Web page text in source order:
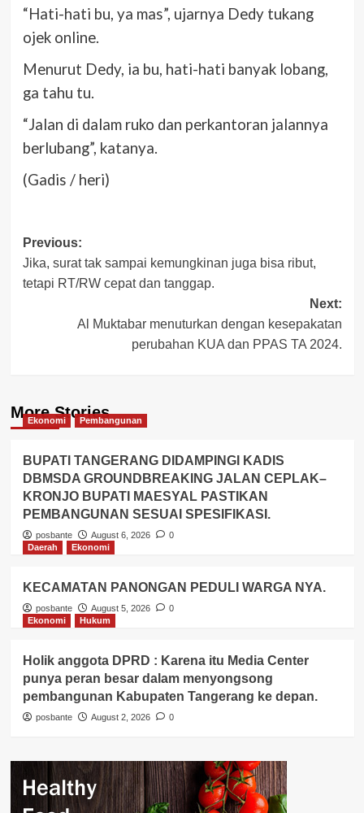
“Hati-hati bu, ya mas”, ujarnya Dedy tukang
ojek online.
Menurut Dedy, ia bu, hati-hati banyak lobang,
ga tahu tu.
“Jalan di dalam ruko dan perkantoran jalannya
berlubang”, katanya.
(Gadis / heri)
Post
navigation
Previous:
Jika, surat tak sampai kemungkinan juga bisa ribut,
tetapi RT/RW cepat dan tanggap.
Next:
Al Muktabar menuturkan dengan kesepakatan
perubahan KUA dan PPAS TA 2024.
More Stories
Ekonomi Pembangunan
BUPATI TANGERANG DIDAMPINGI KADIS
DBMSDA GROUNDBREAKING JALAN CEPLAK–
KRONJO BUPATI MAESYAL PASTIKAN
PEMBANGUNAN SESUAI SPESIFIKASI.
posbante August 6, 2026
0
Daerah
Ekonomi
KECAMATAN PANONGAN PEDULI WARGA NYA.
posbante August 5, 2026
0
Ekonomi
Hukum
Holik anggota DPRD : Karena itu Media Center
punya peran besar dalam menyongsong
pembangunan Kabupaten Tangerang ke depan.
posbante August 2, 2026 0